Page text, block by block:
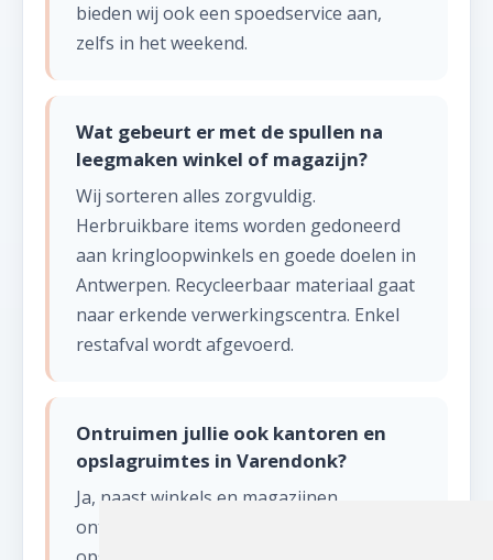
bieden wij ook een spoedservice aan,
zelfs in het weekend.
Wat gebeurt er met de spullen na
leegmaken winkel of magazijn?
Wij sorteren alles zorgvuldig.
Herbruikbare items worden gedoneerd
aan kringloopwinkels en goede doelen in
Antwerpen. Recycleerbaar materiaal gaat
naar erkende verwerkingscentra. Enkel
restafval wordt afgevoerd.
Ontruimen jullie ook kantoren en
opslagruimtes in Varendonk?
Ja, naast winkels en magazijnen
ontruimen wij ook kantoren,